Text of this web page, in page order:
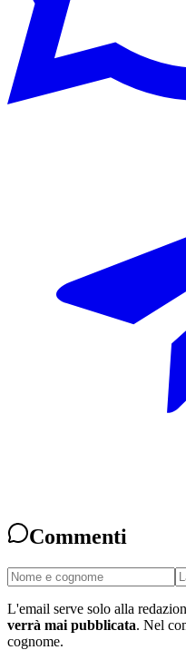
Commenti
L'email serve solo alla
verrà mai pubblicata. Nel
cognome.